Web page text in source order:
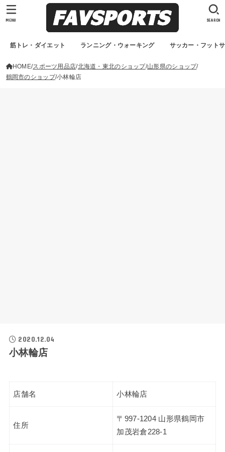
筋トレ・ダイエット ランニング・ウォーキング サッカー・フット
SEARCH
MENU
HOME スポーツ用品店 北海道・東北のショップ 山形県のショップ
鶴岡市のショップ 小林輪店
2020.12.04
小林輪店
店舗名 小林輪店
住所
〒997-1204 山形県鶴岡市
加茂岩倉228-1